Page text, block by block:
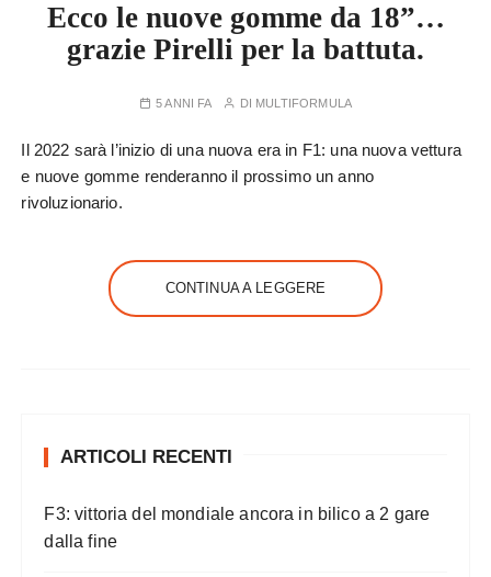
Ecco le nuove gomme da 18”…
grazie Pirelli per la battuta.
5 ANNI FA DI MULTIFORMULA
Il 2022 sarà l’inizio di una nuova era in F1: una nuova vettura
e nuove gomme renderanno il prossimo un anno
rivoluzionario.
CONTINUA A LEGGERE
ARTICOLI RECENTI
F3: vittoria del mondiale ancora in bilico a 2 gare
dalla fine